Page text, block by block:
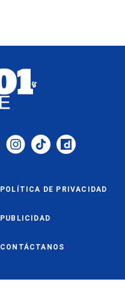
POLÍTICA DE PRIVACIDAD
PUBLICIDAD
CONTÁCTANOS